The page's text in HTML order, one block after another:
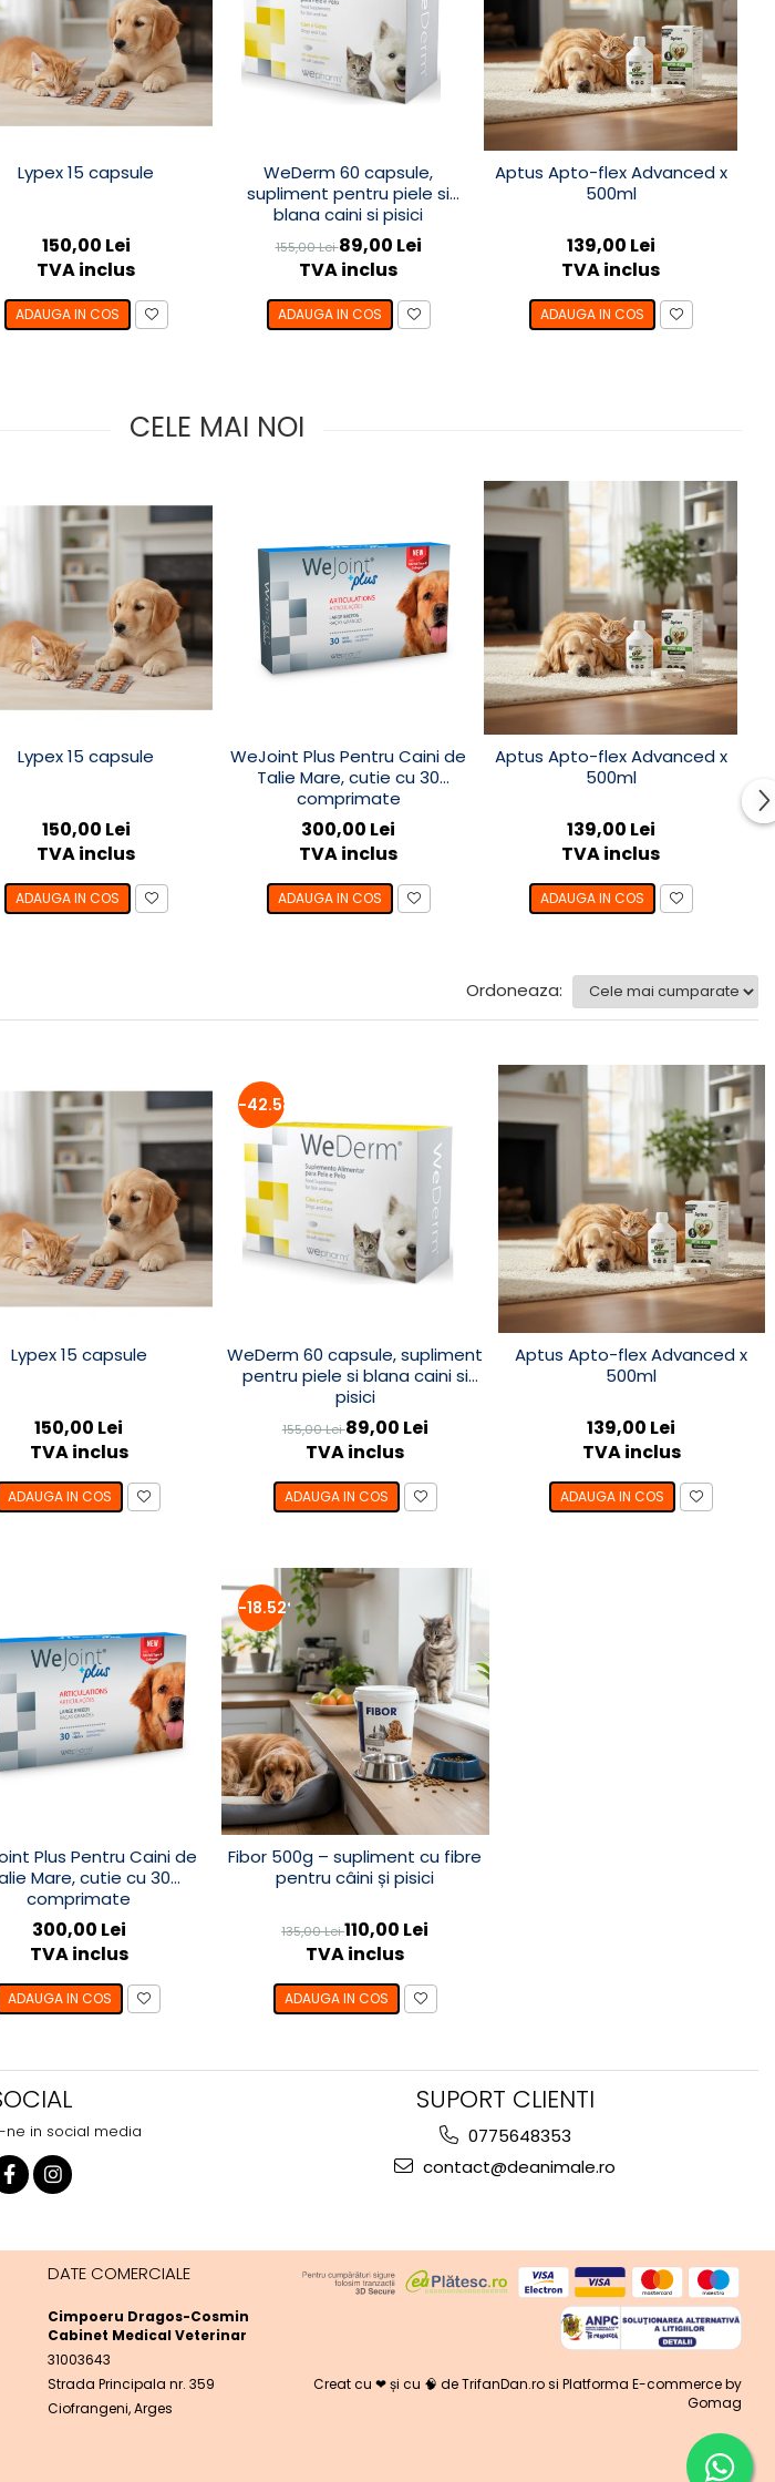
Lypex 15 capsule
150,00 Lei
TVA inclus
ADAUGA IN COS
WeDerm 60 capsule,
supliment pentru piele si
blana caini si pisici
155,00 Lei89,00 Lei
TVA inclus
ADAUGA IN COS
Aptus Apto-flex Advanced x
500ml
139,00 Lei
TVA inclus
ADAUGA IN COS
CELE MAI NOI
Lypex 15 capsule
150,00 Lei
TVA inclus
ADAUGA IN COS
WeJoint Plus Pentru Caini de
Talie Mare, cutie cu 30
comprimate
300,00 Lei
TVA inclus
ADAUGA IN COS
Aptus Apto-flex Advanced x
500ml
139,00 Lei
TVA inclus
ADAUGA IN COS
Ordoneaza:
Lypex 15 capsule
150,00 Lei
TVA inclus
ADAUGA IN COS
-42.58%
WeDerm 60 capsule, supliment
pentru piele si blana caini si
pisici
155,00 Lei89,00 Lei
TVA inclus
ADAUGA IN COS
Aptus Apto-flex Advanced x
500ml
139,00 Lei
TVA inclus
ADAUGA IN COS
Plus Pentru Caini de
Mare, cutie cu 30
comprimate
300,00 Lei
TVA inclus
ADAUGA IN COS
-18.52%
Fibor 500g – supliment cu fibre
pentru câini și pisici
135,00 Lei110,00 Lei
TVA inclus
ADAUGA IN COS
ne in social media
SUPORT CLIENTI
0775648353
contact@deanimale.ro
DATE COMERCIALE
Cimpoeru Dragos-Cosmin
Cabinet Medical Veterinar
31003643
Strada Principala nr. 359
Ciofrangeni, Arges
Creat cu ❤ și cu 🧠 de TrifanDan.rosi Platforma E-commerce by
Gomag